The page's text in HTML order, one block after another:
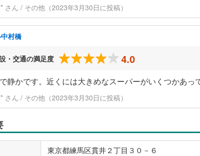
さん / その他（2023年3月30日に投稿）
村橋
・交通の満足度 4.0
静かです。近くには大きめなスーパーがいくつかあっ
さん / その他（2023年3月30日に投稿）
東京都練馬区貫井２丁目３０－６